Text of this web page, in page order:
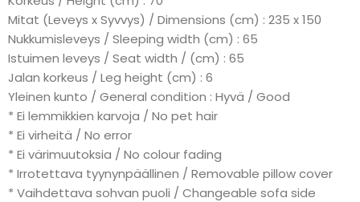
Mitat (Leveys x Syvvys) / Dimensions (cm) : 235 x 150
Nukkumisleveys / Sleeping width (cm) : 65
Istuimen leveys / Seat width / (cm) : 65
Jalan korkeus / Leg height (cm) : 6
Yleinen kunto / General condition : Hyvä / Good
* Ei lemmikkien karvoja / No pet hair
* Ei virheitä / No error
* Ei värimuutoksia / No colour fading
* Irrotettava tyynynpäällinen / Removable pillow cover
* Vaihdettava sohvan puoli / Changeable sofa side